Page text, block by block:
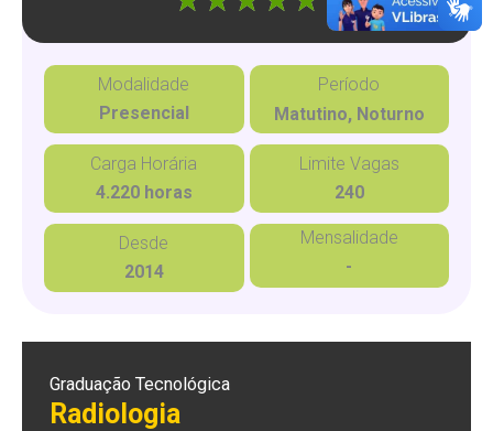
Modalidade
Presencial
Período
Matutino, Noturno
Carga Horária
4.220 horas
Limite Vagas
240
Desde
2014
Mensalidade
-
Graduação Tecnológica
Radiologia